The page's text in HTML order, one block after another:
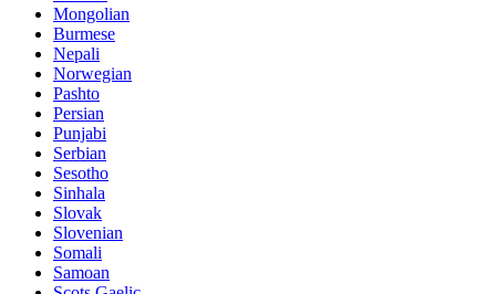
Mongolian
Burmese
Nepali
Norwegian
Pashto
Persian
Punjabi
Serbian
Sesotho
Sinhala
Slovak
Slovenian
Somali
Samoan